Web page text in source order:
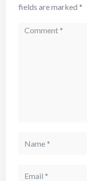
fields are marked *
Comment